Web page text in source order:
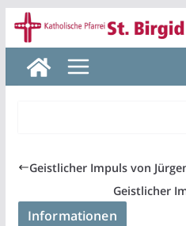
Zum
Inhalt
springen
Geistlicher Impuls von
Geistlicher
Informationen